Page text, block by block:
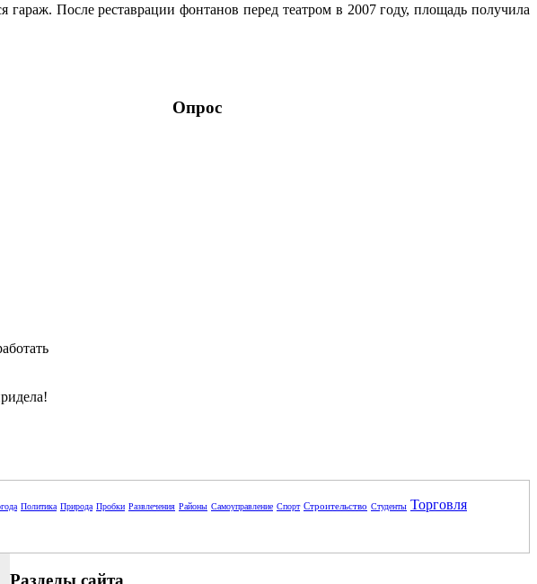
После реставрации фонтанов перед театром в 2007 году, площадь получила
Опрос
Политика Природа Пробки Развлечения Районы Самоуправление Спорт Строительство Студенты Торговля
Разделы сайта